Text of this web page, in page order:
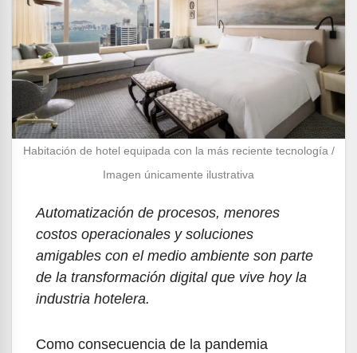
Habitación de hotel equipada con la más reciente tecnología /
Imagen únicamente ilustrativa
Automatización de procesos, menores
costos operacionales y soluciones
amigables con el medio ambiente son parte
de la transformación digital que vive hoy la
industria hotelera.
Como consecuencia de la pandemia